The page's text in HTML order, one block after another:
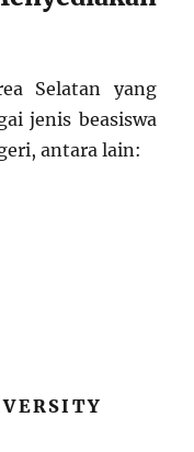
Selatan yang
jenis beasiswa
antara lain: